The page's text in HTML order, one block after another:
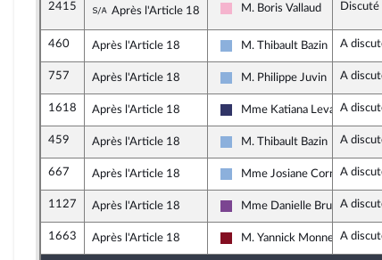
2415 Sous-amendement de l'amendement
Après l'Article 18 Socialistes et apparentés
M. Boris Vallaud Discuté
460 Après l'Article 18
Droite Républicaine
M. Thibault Bazin A
757 Après l'Article 18
Droite Républicaine
M. Philippe Juvin A
1618 Après l'Article 18
Rassemblement National
Mme Katiana Levavasseur
A
459 Après l'Article 18
Droite Républicaine
M. Thibault Bazin A
667 Après l'Article 18
Droite Républicaine
Mme Josiane Corneloup
A
1127 Après l'Article 18
Ensemble pour la République
Mme Danielle Brulebois
A
1663 Après l'Article 18
Gauche Démocrate et
M. Yannick Monnet A